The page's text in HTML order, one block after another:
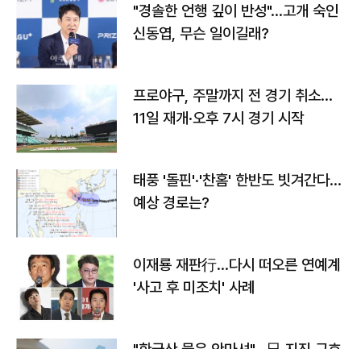
"경솔한 언행 깊이 반성"…고개 숙인
신동엽, 무슨 일이길래?
프로야구, 주말까지 전 경기 취소…
11일 재개·오후 7시 경기 시작
태풍 '돌핀'·'찬홈' 한반도 빗겨간다…
예상 경로는?
이재룡 재판行…다시 떠오른 연예계
'사고 후 미조치' 사례